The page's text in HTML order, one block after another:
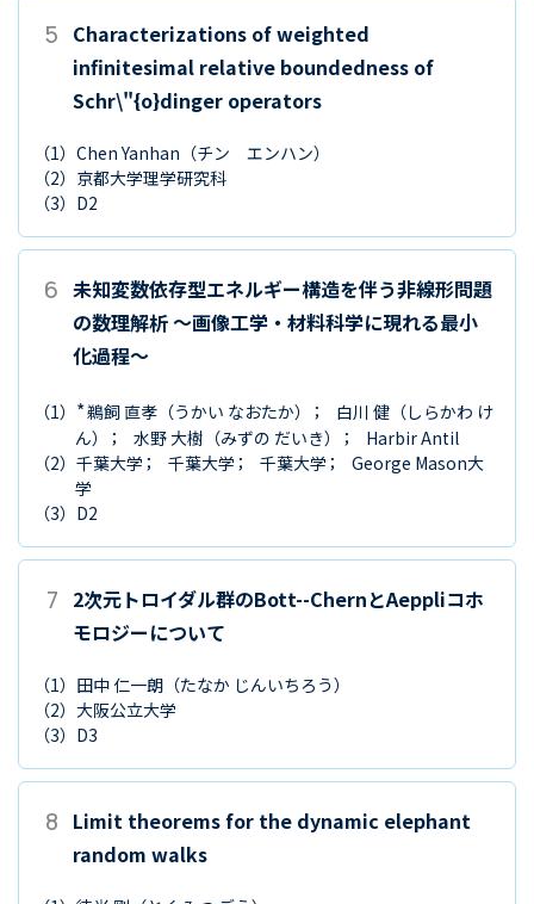
5 Characterizations of weighted
infinitesimal relative boundedness of
Schr\"{o}dinger operators
（1） Chen Yanhan （チン エンハン）
（2） 京都大学理学研究科
（3） D2
6 未知変数依存型エネルギー構造を伴う非線形問題
の数理解析 ～画像工学・材料科学に現れる最小
化過程～
（1） *鵜飼 直孝 （うかい なおたか） 白川 健 （しらかわ け
ん）
水野 大樹 （みずの だいき）
Harbir Antil
（2） 千葉大学 千葉大学 千葉大学
George Mason大
学
（3） D2
7 2次元トロイダル群のBott--ChernとAeppliコホ
モロジーについて
（1） 田中 仁一朗 （たなか じんいちろう）
（2） 大阪公立大学
（3） D3
8 Limit theorems for the dynamic elephant
random walks